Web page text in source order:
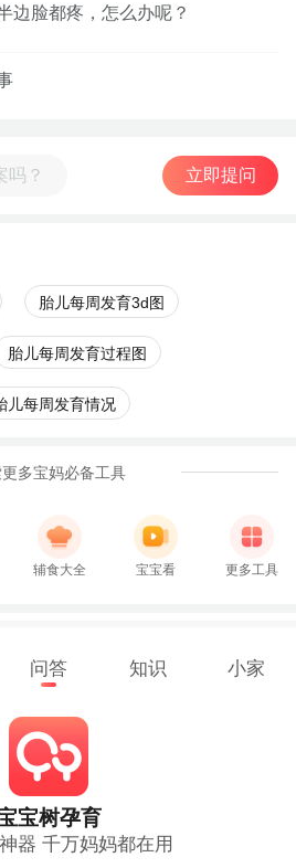
边脸都疼，怎么办呢？
立即提问
胎儿每周发育3d图
胎儿每周发育过程图
儿每周发育情况
多宝妈必备工具
辅食大全 宝宝看 更多工具
问答 知识 小家
宝树孕育
器 千万妈妈都在用